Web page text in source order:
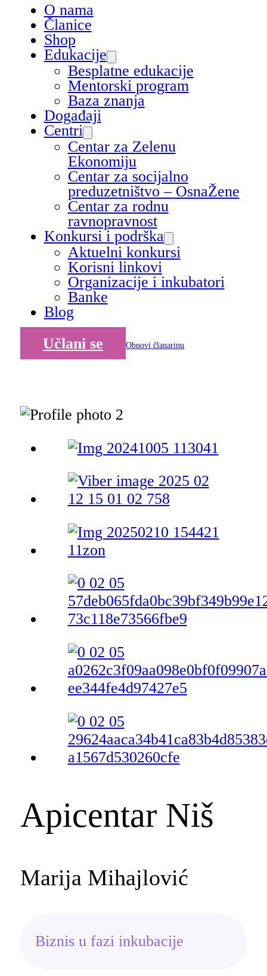
O nama
Članice
Shop
Edukacije
Besplatne edukacije
Mentorski program
Baza znanja
Događaji
Centri
Centar za Zelenu
Ekonomiju
Centar za socijalno
preduzetništvo – OsnaŽene
Centar za rodnu
ravnopravnost
Konkursi i podrška
Aktuelni konkursi
Korisni linkovi
Organizacije i inkubatori
Banke
Blog
Učlani se
Obnovi članarinu
Apicentar Niš
Marija Mihajlović
Biznis u fazi inkubacije